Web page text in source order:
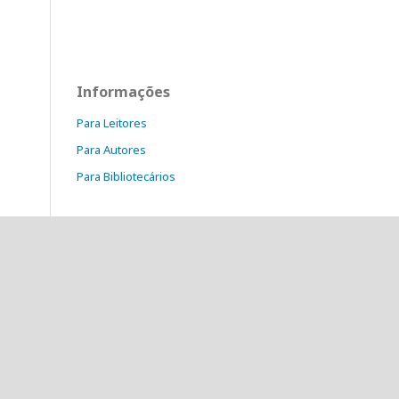
Informações
Para Leitores
Para Autores
Para Bibliotecários